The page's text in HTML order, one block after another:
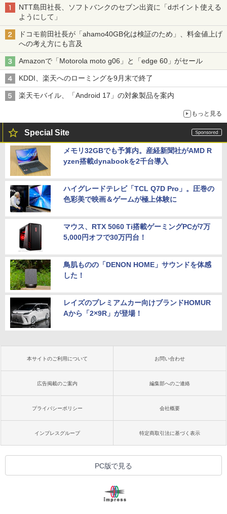
NTT島田社長、ソフトバンクのセブン出資に「dポイント使える
ようにして」
ドコモ前田社長が「ahamo40GB化は検証のため」、料金値上げ
への考え方にも言及
Amazonで「Motorola moto g06」と「edge 60」がセール
KDDI、楽天へのローミングを9月末で終了
楽天モバイル、「Android 17」の対象製品を案内
もっと見る
Special Site
メモリ32GBでも予算内。産経新聞社がAMD R
yzen搭載dynabookを2千台導入
ハイグレードテレビ「TCL Q7D Pro」。圧巻の
色彩美で映画＆ゲームが極上体験に
マウス、RTX 5060 Ti搭載ゲーミングPCが7万
5,000円オフで30万円台！
鳥肌ものの「DENON HOME」サウンドを体感
した！
レイズのプレミアムカー向けブランドHOMUR
Aから「2×9R」が登場！
本サイトのご利用について お問い合わせ
広告掲載のご案内 編集部へのご連絡
プライバシーポリシー 会社概要
インプレスグループ 特定商取引法に基づく表示
PC版で見る